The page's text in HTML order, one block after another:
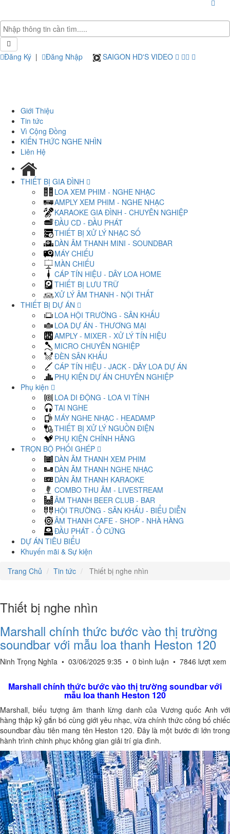
Đăng Ký | Đăng Nhập SAIGON HD'S VIDEO
Giới Thiệu
Tin tức
Vì Cộng Đồng
KIẾN THỨC NGHE NHÌN
Liên Hệ
THIẾT BỊ GIA ĐÌNH
LOA XEM PHIM - NGHE NHẠC
AMPLY XEM PHIM - NGHE NHẠC
KARAOKE GIA ĐÌNH - CHUYÊN NGHIỆP
ĐẦU CD - ĐẦU PHÁT
THIẾT BỊ XỬ LÝ NHẠC SỐ
DÀN ÂM THANH MINI - SOUNDBAR
MÁY CHIẾU
MÀN CHIẾU
CÁP TÍN HIỆU - DÂY LOA HOME
THIẾT BỊ LƯU TRỮ
XỬ LÝ ÂM THANH - NỘI THẤT
THIẾT BỊ DỰ ÁN
LOA HỘI TRƯỜNG - SÂN KHẤU
LOA DỰ ÁN - THƯƠNG MẠI
AMPLY - MIXER - XỬ LÝ TÍN HIỆU
MICRO CHUYÊN NGHIỆP
ĐÈN SÂN KHẤU
CÁP TÍN HIỆU - JACK - DÂY LOA DỰ ÁN
PHỤ KIỆN DỰ ÁN CHUYÊN NGHIỆP
Phụ kiện
LOA DI ĐỘNG - LOA VI TÍNH
TAI NGHE
MÁY NGHE NHẠC - HEADAMP
THIẾT BỊ XỬ LÝ NGUỒN ĐIỆN
PHỤ KIỆN CHÍNH HÃNG
TRỌN BỘ PHỐI GHÉP
DÀN ÂM THANH XEM PHIM
DÀN ÂM THANH NGHE NHẠC
DÀN ÂM THANH KARAOKE
COMBO THU ÂM - LIVESTREAM
ÂM THANH BEER CLUB - BAR
HỘI TRƯỜNG - SÂN KHẤU - BIỂU DIỄN
ÂM THANH CAFE - SHOP - NHÀ HÀNG
ĐẦU PHÁT - Ổ CỨNG
DỰ ÁN TIÊU BIỂU
Khuyến mãi & Sự kiện
Trang Chủ
Tin tức Thiết bị nghe nhìn
Thiết bị nghe nhìn
Marshall chính thức bước vào thị trường
soundbar với mẫu loa thanh Heston 120
Ninh Trọng Nghĩa • 03/06/2025 9:35 • 0 bình luận • 7846 lượt xem
Marshall chính thức bước vào thị trường soundbar với
mẫu loa thanh Heston 120
Marshall, biểu tượng âm thanh lừng danh của Vương quốc Anh với
hàng thập kỷ gắn bó cùng giới yêu nhạc, vừa chính thức công bố chiếc
soundbar đầu tiên mang tên Heston 120. Đây là một bước đi lớn trong
hành trình chinh phục không gian giải trí gia đình.